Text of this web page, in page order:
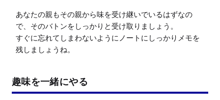
あなたの親もその親から味を受け継いでいるはずなの
で、そのバトンをしっかりと受け取りましょう。
すぐに忘れてしまわないようにノートにしっかりメモを
残しましょうね。
趣味を一緒にやる